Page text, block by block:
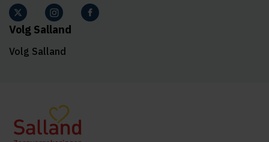
Volg Salland
Volg Salland